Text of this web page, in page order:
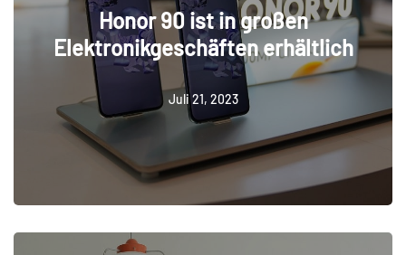
Honor 90 ist in großen
Elektronikgeschäften erhältlich
Juli 21, 2023